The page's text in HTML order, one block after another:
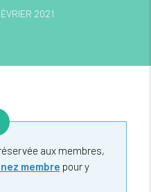
2021
aux membres,
membre pour y